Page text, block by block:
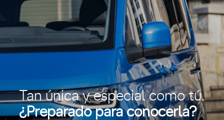
Tan única y especial como tú.
¿Preparado para conocerla?